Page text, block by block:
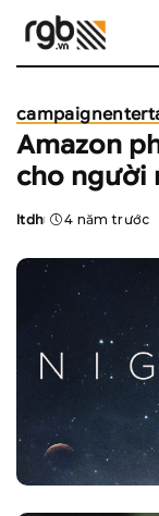
campaign
Amazon
cho người
Posted
ltdh 4 năm trước